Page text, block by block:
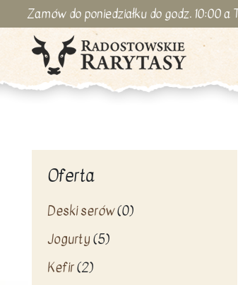
Zamów do poniedziałku do godz. 10:00
Oferta
Deski serów(0)
Jogurty(5)
Kefir(2)